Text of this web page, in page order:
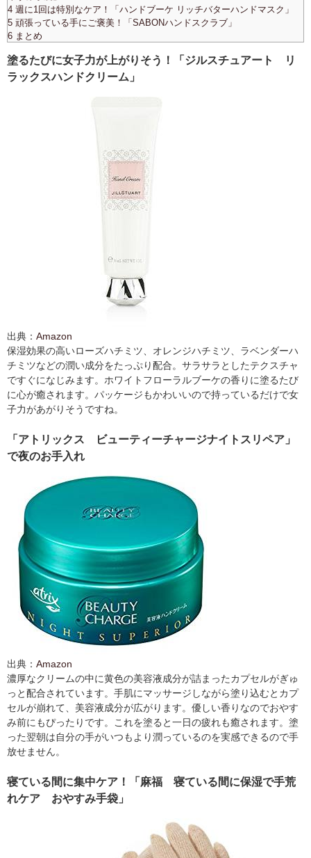
4 週に1回は特別なケア！「ハンドブーケ リッチバターハンドマスク」
5 頑張っている手にご褒美！「SABONハンドスクラブ」
6 まとめ
塗るたびに女子力が上がりそう！「ジルスチュアート リ
ラックスハンドクリーム」
出典： Amazon
保湿効果の高いローズハチミツ、オレンジハチミツ、ラベンダーハ
チミツなどの潤い成分をたっぷり配合。サラサラとしたテクスチャ
ですぐになじみます。ホワイトフローラルブーケの香りに塗るたび
に心が癒されます。パッケージもかわいいので持っているだけで女
子力があがりそうですね。
「アトリックス ビューティーチャージナイトスリペア」
で夜のお手入れ
出典： Amazon
濃厚なクリームの中に黄色の美容液成分が詰まったカプセルがぎゅ
っと配合されています。手肌にマッサージしながら塗り込むとカプ
セルが崩れて、美容液成分が広がります。優しい香りなのでおやす
み前にもぴったりです。これを塗ると一日の疲れも癒されます。塗
った翌朝は自分の手がいつもより潤っているのを実感できるので手
放せません。
寝ている間に集中ケア！「麻福 寝ている間に保湿で手荒
れケア おやすみ手袋」